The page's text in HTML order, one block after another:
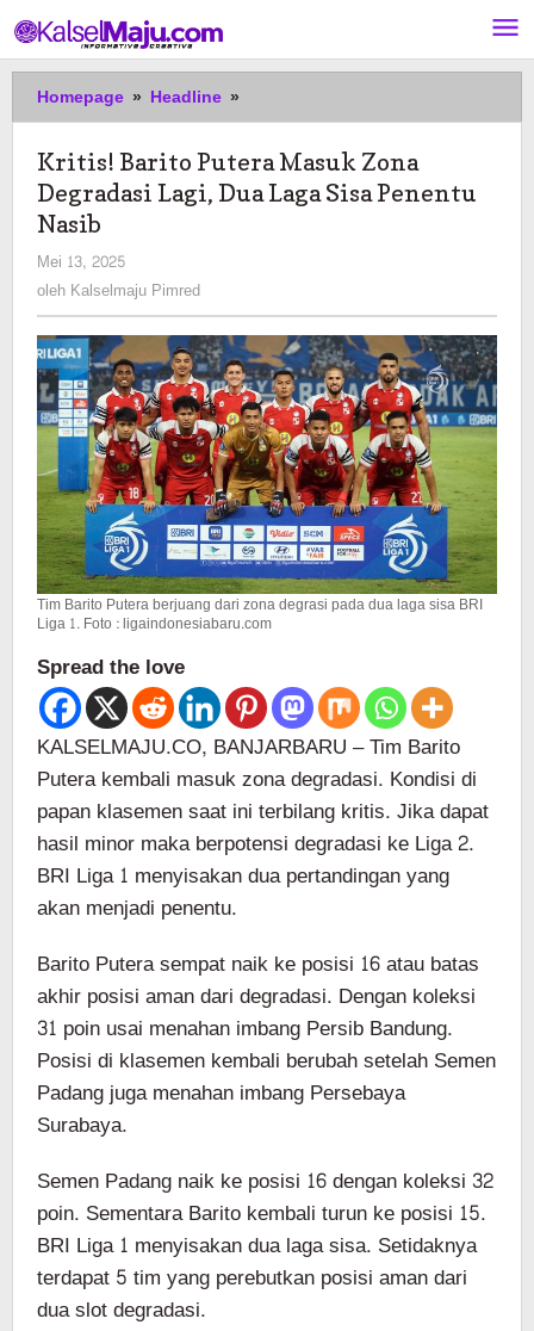
ke
konten
Homepage » Headline »
Barito
Putera
Masuk
Zona
Sisa
Penentu
Nasib
Kritis! Barito Putera Masuk Zona
Degradasi Lagi, Dua Laga Sisa Penentu
Nasib
Mei 13, 2025
Kalselmaju
Pimred
oleh Kalselmaju Pimred
Tim Barito Putera berjuang dari zona degrasi pada dua laga sisa BRI
Liga 1. Foto : ligaindonesiabaru.com
Spread the love
KALSELMAJU.CO, BANJARBARU – Tim Barito
Putera kembali masuk zona degradasi. Kondisi di
papan klasemen saat ini terbilang kritis. Jika dapat
hasil minor maka berpotensi degradasi ke Liga 2.
BRI Liga 1 menyisakan dua pertandingan yang
akan menjadi penentu.
Barito Putera sempat naik ke posisi 16 atau batas
akhir posisi aman dari degradasi. Dengan koleksi
31 poin usai menahan imbang Persib Bandung.
Posisi di klasemen kembali berubah setelah Semen
Padang juga menahan imbang Persebaya
Surabaya.
Semen Padang naik ke posisi 16 dengan koleksi 32
poin. Sementara Barito kembali turun ke posisi 15.
BRI Liga 1 menyisakan dua laga sisa. Setidaknya
terdapat 5 tim yang perebutkan posisi aman dari
dua slot degradasi.